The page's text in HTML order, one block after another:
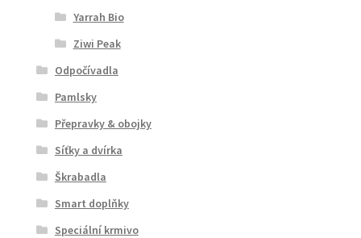
Yarrah Bio
Ziwi Peak
Odpočívadla
Pamlsky
Přepravky & obojky
Síťky a dvírka
Škrabadla
Smart doplňky
Speciální krmivo